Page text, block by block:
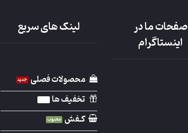
صفحات ما در
اینستاگرام
لینک های سریع
محصولات فصلی
تخفیف ها
کـفش